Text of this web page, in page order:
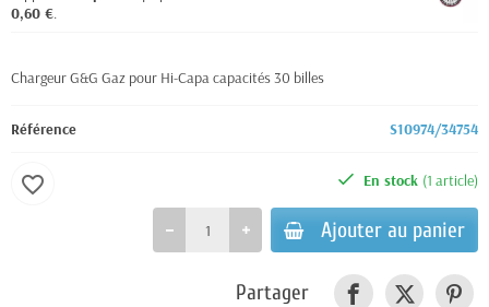
0,60 €.
Chargeur G&G Gaz pour Hi-Capa capacités 30 billes
Référence S10974/34754
En stock (1 article)
Ajouter au panier
favorite_border
Partager